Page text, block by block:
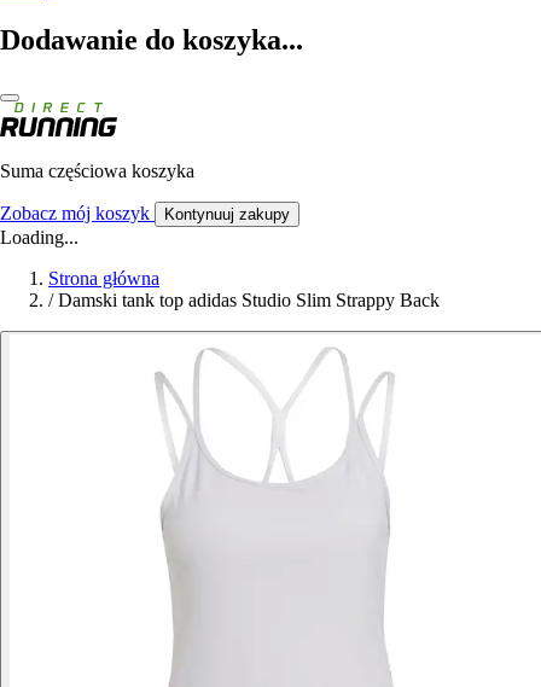
Dodawanie do koszyka...
Suma częściowa koszyka
Zobacz mój koszyk Kontynuuj zakupy
Loading...
Strona główna
/ Damski tank top adidas Studio Slim Strappy Back